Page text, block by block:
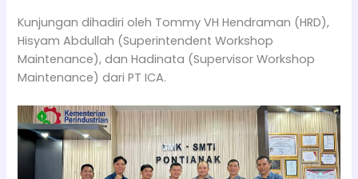
Kunjungan dihadiri oleh Tommy VH Hendraman (HRD),
Hisyam Abdullah (Superintendent Workshop
Maintenance), dan Hadinata (Supervisor Workshop
Maintenance) dari PT ICA.